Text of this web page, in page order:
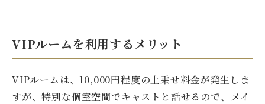
VIPルームを利用するメリット
VIPルームは、10,000円程度の上乗せ料金が発生しま
すが、特別な個室空間でキャストと話せるので、メイ